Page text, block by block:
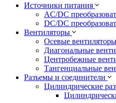
Источники питания
AC/DC
DC/DC
Вентиляторы
Осевые вентиляторы
Диагональные
Центробежные
Тангенциальные
Разъемы и соединители
Цилиндрические